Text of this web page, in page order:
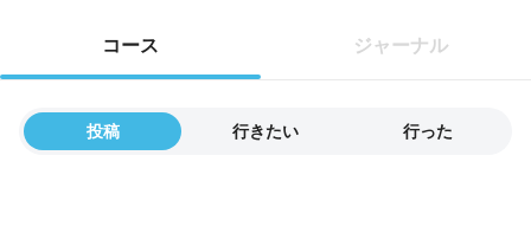
コース ジャーナル
投稿 行きたい 行った